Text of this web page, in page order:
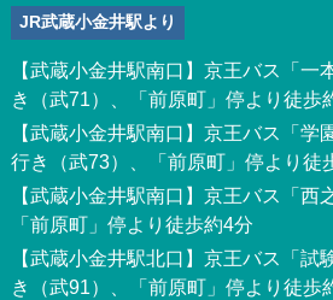
JR武蔵小金井駅より
【武蔵小金井駅南口】京王バス「一
き（武71）、「前原町」停より徒歩
【武蔵小金井駅南口】京王バス「学
行き（武73）、「前原町」停より徒
【武蔵小金井駅南口】京王バス「西
「前原町」停より徒歩約4分
【武蔵小金井駅北口】京王バス「試
き（武91）、「前原町」停より徒歩